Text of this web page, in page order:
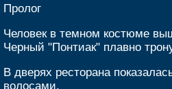
Пролог
Человек в темном костюме
Черный "Понтиак" плавно
В дверях ресторана
волосами.